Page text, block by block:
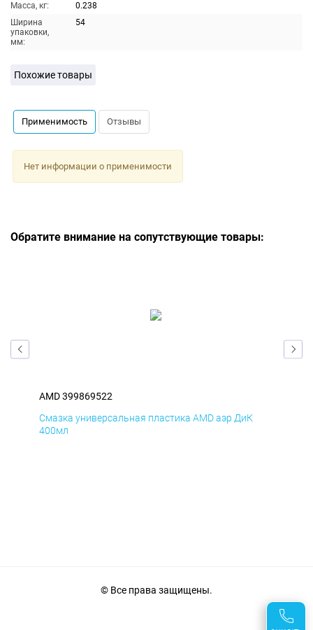
Масса, кг:
0.238
Ширина
упаковки,
мм:
54
Похожие товары
Применимость Отзывы
Нет информации о применимости
Обратите внимание на сопутствующие товары:
AMD 399869522
Смазка универсальная пластика AMD аэр ДиК
400мл
© Все права защищены.